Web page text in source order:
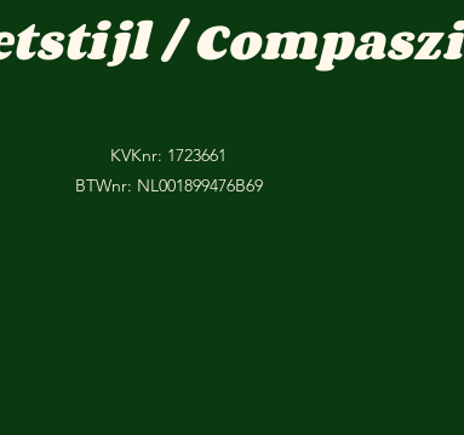
/
KVKnr: 1723661
BTWnr: NL001899476B69